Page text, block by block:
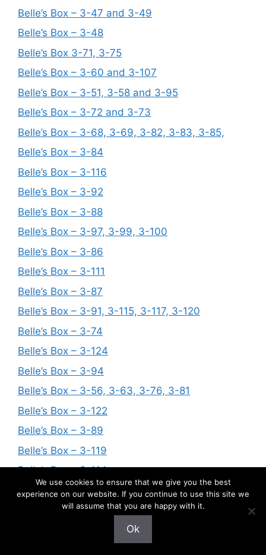
Belle’s Box – 3-47 and 3-49
Belle’s Box – 3-48
Belle’s Box 3-71, 3-75
Belle’s Box – 3-60 and 3-107
Belle’s Box – 3-51, 3-58 and 3-95
Belle’s Box – 3-72 and 3-73
Belle’s Box – 3-68, 3-69, 3-82, 3-83, 3-85,
Belle’s Box – 3-84
Belle’s Box – 3-116
Belle’s Box – 3-92
Belle’s Box – 3-88
Belle’s Box – 3-97, 3-99, 3-100
Belle’s Box – 3-86
Belle’s Box – 3-111
Belle’s Box – 3-87
Belle’s Box – 3-91, 3-115, 3-117, 3-120
Belle’s Box – 3-74
Belle’s Box – 3-124
Belle’s Box – 3-94
Belle’s Box – 3-56, 3-63, 3-76, 3-81
Belle’s Box – 3-122
Belle’s Box – 3-89
Belle’s Box – 3-119
Belle’s Box – 3-114
Belle’s Box – 3-123
Belle’s Box – 3-109
Belle’s Box – 3-62, 3-104, 3-106
We use cookies to ensure that we give you the best
experience on our website. If you continue to use this site we
will assume that you are happy with it.
Ok